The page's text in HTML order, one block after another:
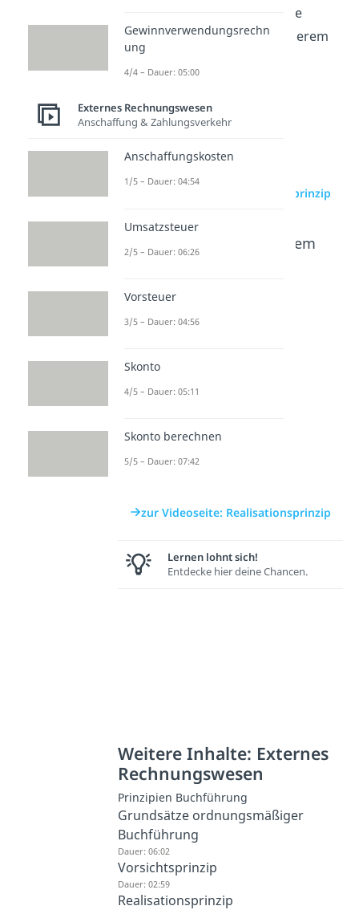
einer Wertsteigerung. Weitere
Videos dazu findest du in unserem
Wirtschaftsbereich
zur Videoseite: Realisationsprinzip
Beliebte Inhalte aus dem
Bereich
Imparitä
p
Niederst
zur Videoseite: Realisationsprinzip
Lernen lohnt sich!
Entdecke hier deine Chancen.
Weitere Inhalte: Externes
Rechnungswesen
Prinzipien Buchführung
Grundsätze ordnungsmäßiger
Buchführung
Dauer: 06:02
Vorsichtsprinzip
Dauer: 02:59
Realisationsprinzip
Gewinnverwendungsrechn
ung
4/4 – Dauer: 05:00
Externes Rechnungswesen
Anschaffung & Zahlungsverkehr
Anschaffungskosten
1/5 – Dauer: 04:54
Umsatzsteuer
2/5 – Dauer: 06:26
Vorsteuer
3/5 – Dauer: 04:56
Skonto
4/5 – Dauer: 05:11
Skonto berechnen
5/5 – Dauer: 07:42